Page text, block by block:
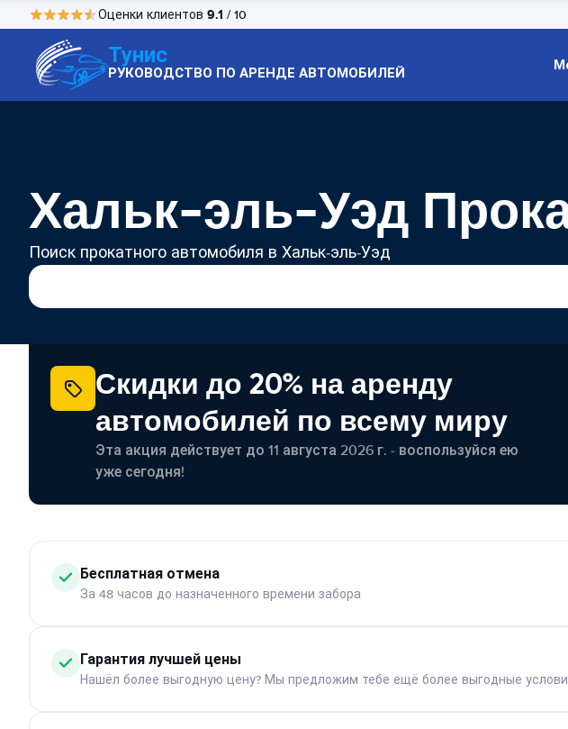
Оценки клиентов 9.1 / 10
Тунис
РУКОВОДСТВО ПО АРЕНДЕ АВТОМОБИЛЕЙ
Хальк-эль-Уэд
Поиск прокатного автомобиля в Хальк-эль-Уэд
Скидки до 20% на аренду
автомобилей по всему миру
Эта акция действует до 11 августа 2026 г. - воспользуйся ею
уже сегодня!
Бесплатная отмена
За 48 часов до назначенного времени забора
Гарантия лучшей цены
Нашёл более выгодную цену? Мы предложим тебе ещё более выгодные